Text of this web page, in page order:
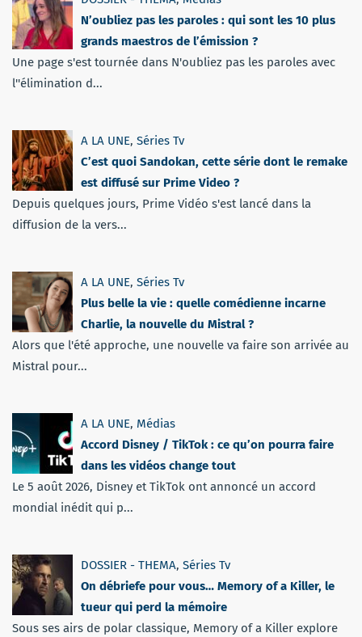
N’oubliez pas les paroles : qui sont les 10 plus
grands maestros de l’émission ?
Une page s'est tournée dans N'oubliez pas les paroles avec
l''élimination d...
A LA UNE, Séries Tv
C’est quoi Sandokan, cette série dont le remake
est diffusé sur Prime Video ?
Depuis quelques jours, Prime Vidéo s'est lancé dans la
diffusion de la vers...
A LA UNE, Séries Tv
Plus belle la vie : quelle comédienne incarne
Charlie, la nouvelle du Mistral ?
Alors que l'été approche, une nouvelle va faire son arrivée au
Mistral pour...
A LA UNE, Médias
Accord Disney / TikTok : ce qu’on pourra faire
dans les vidéos change tout
Le 5 août 2026, Disney et TikTok ont annoncé un accord
mondial inédit qui p...
DOSSIER - THEMA, Séries Tv
On débriefe pour vous… Memory of a Killer, le
tueur qui perd la mémoire
Sous ses airs de polar classique, Memory of a Killer explore